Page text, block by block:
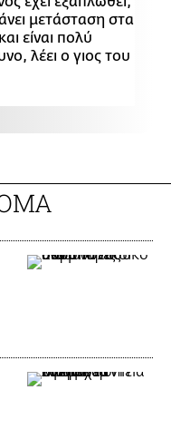
μετάσταση στα
είναι πολύ
λέει ο γιος του